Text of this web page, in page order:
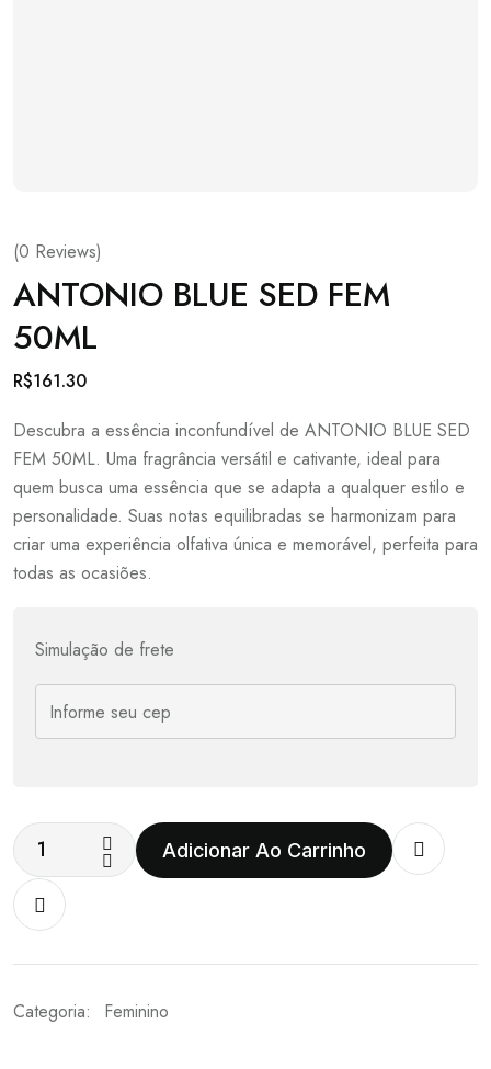
(0 Reviews)
ANTONIO BLUE SED FEM
50ML
R$161.30
Descubra a essência inconfundível de ANTONIO BLUE SED
FEM 50ML. Uma fragrância versátil e cativante, ideal para
quem busca uma essência que se adapta a qualquer estilo e
personalidade. Suas notas equilibradas se harmonizam para
criar uma experiência olfativa única e memorável, perfeita para
todas as ocasiões.
Simulação de frete
Adicionar Ao Carrinho
Categoria: Feminino